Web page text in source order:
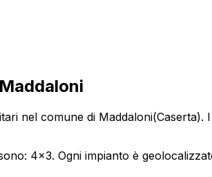
Maddaloni
nel comune di Maddaloni(Caserta).
4x3. Ogni impianto è